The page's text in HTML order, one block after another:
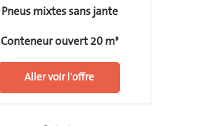
Pneus mixtes sans jante
Conteneur ouvert 20 m³
Aller voir l'offre